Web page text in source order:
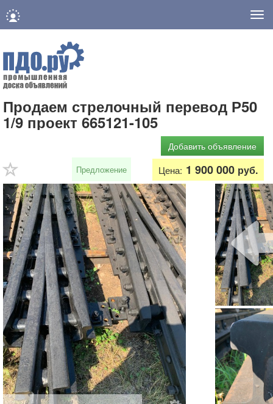
Продаем стрелочный перевод Р50
1/9 проект 665121-105
Добавить объявление
Предложение Цена: 1 900 000 руб.